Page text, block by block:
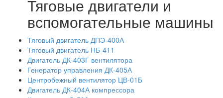
Тяговые двигатели и
вспомогательные машины
Тяговый двигатель ДПЭ-400А
Тяговый двигатель НБ-411
Двигатель ДК-403Г вентилятора
Генератор управления ДК-405А
Центробежный вентилятор ЦВ-01Б
Двигатель ДК-404А компрессора